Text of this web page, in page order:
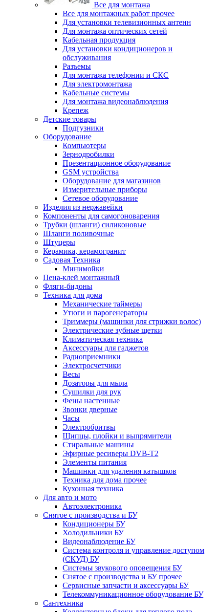
Все для монтажа
Все для монтажных работ прочее
Для установки телевизионных антенн
Для монтажа оптических сетей
Кабельная продукция
Для установки кондиционеров и
обслуживания
Разъемы
Для монтажа телефонии и СКС
Для электромонтажа
Кабельные системы
Для монтажа видеонаблюдения
Крепеж
Детские товары
Подгузники
Оборудование
Компьютеры
Зернодробилки
Презентационное оборудование
GSM устройства
Оборудование для магазинов
Измерительные приборы
Сетевое оборудование
Изделия из нержавейки
Компоненты для самогоноварения
Трубки (шланги) силиконовые
Шланги поливочные
Штуцеры
Керамика, керамогранит
Садовая Техника
Минимойки
Пена-клей монтажный
Фляги-бидоны
Техника для дома
Механические таймеры
Утюги и парогенераторы
Триммеры (машинки для стрижки волос)
Электрические зубные щетки
Климатическая техника
Аксессуары для гаджетов
Радиоприемники
Электросчетчики
Весы
Дозаторы для мыла
Сушилки для рук
Фены настенные
Звонки дверные
Часы
Электробритвы
Щипцы, плойки и выпрямители
Стиральные машины
Эфирные ресиверы DVB-T2
Элементы питания
Машинки для удаления катышков
Техника для дома прочее
Кухонная техника
Для авто и мото
Автоэлектроника
Снятое с производства и БУ
Кондиционеры БУ
Холодильники БУ
Видеонаблюдение БУ
Система контроля и управление доступом
(СКУД) БУ
Системы звукового оповещения БУ
Снятое с производства и БУ прочее
Сервисные запчасти и аксессуары БУ
Телекоммуникационное оборудование БУ
Сантехника